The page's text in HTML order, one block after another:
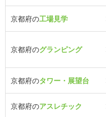
京都府の工場見学
京都府のグランピング
京都府のタワー・展望台
京都府のアスレチック